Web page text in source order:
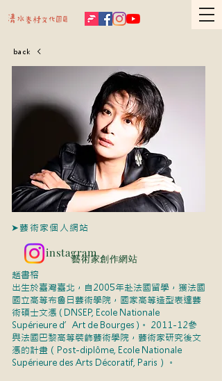
back
➤藝術家個人網站
趙書榕
出生於臺灣臺北，自2005年赴法國留學，獲法國
國立高等布魯日藝術學院，國家高等造型表達藝
術碩士文憑 ( DNSEP, Ecole Nationale
Supérieure d’Art de Bourges )。 2011-12參
與法國巴黎高等裝飾藝術學院，藝術家研究後文
憑的計畫（Post-diplôme, Ecole Nationale
Supérieure des Arts Décoratif, Paris）。
instagram藝術家創作網站